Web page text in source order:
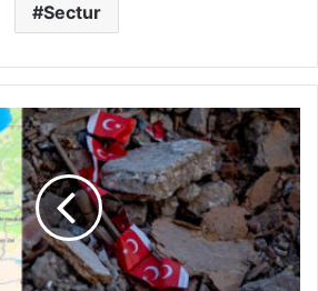
Sectur